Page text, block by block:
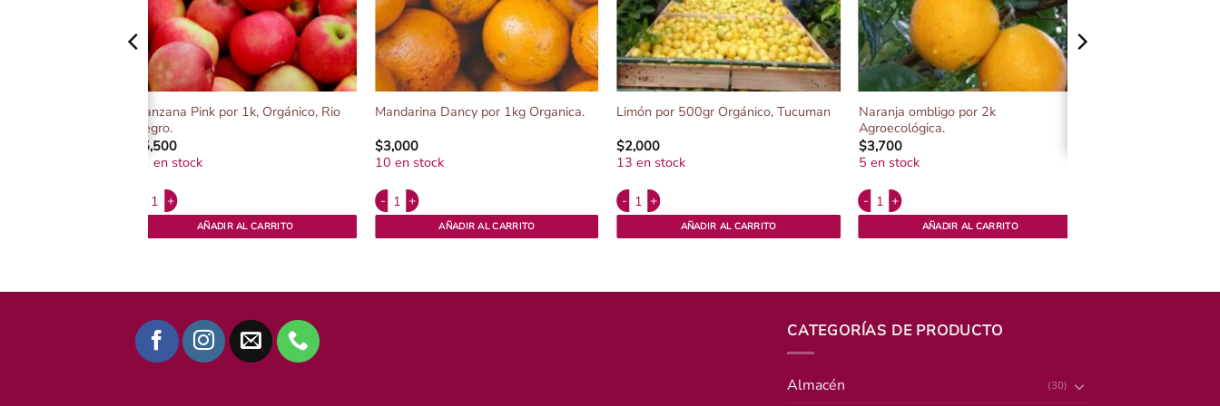
Manzana Pink por 1k, Orgánico, Rio
Negro.
5,500
11 en stock
Manzana Pink por 1k, Orgánico, Rio Negro. cantidad
AÑADIR AL CARRITO
Mandarina Dancy por 1kg Organica.
$3,000
10 en stock
Mandarina Dancy por 1kg Organica. cantidad
AÑADIR AL CARRITO
Limón por 500gr Orgánico, Tucuman
$2,000
13 en stock
Limón por 500gr Orgánico, Tucuman cantidad
AÑADIR AL CARRITO
Naranja ombligo por 2k
Agroecológica.
$3,700
5 en stock
Naranja ombligo por 2k Agroecológica. cantidad
AÑADIR AL CARRITO
Rio Negro. cantidad
CATEGORÍAS DE PRODUCTO
Almacén (30)